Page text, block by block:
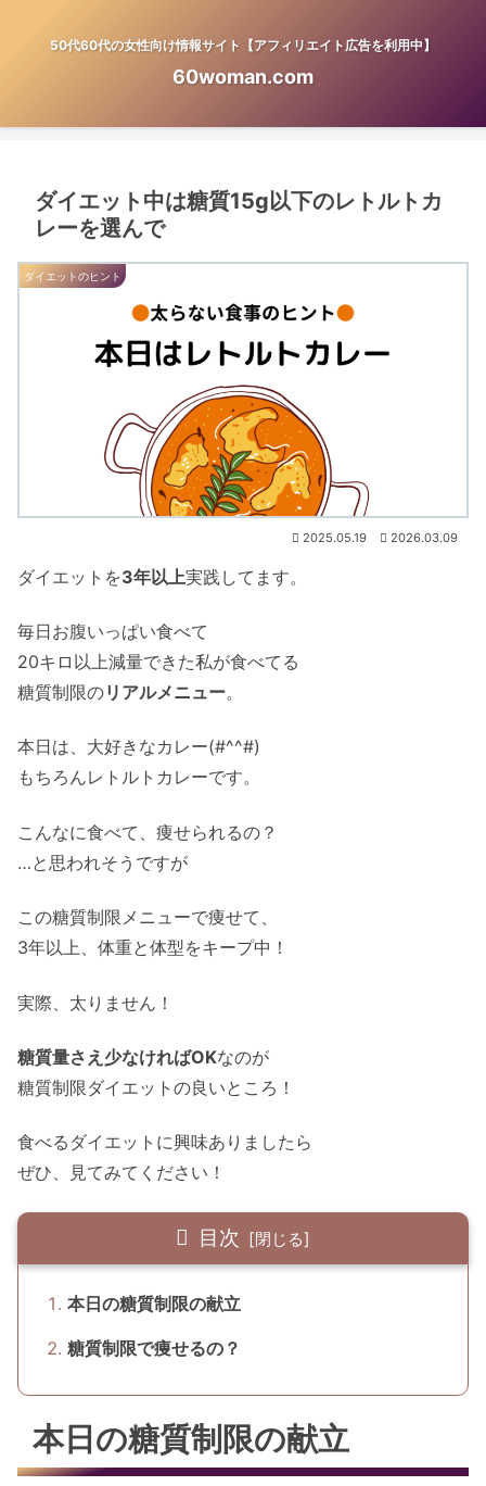
50代60代の女性向け情報サイト【アフィリエイト広告を利用中】
60woman.com
ダイエット中は糖質15g以下のレトルトカ
レーを選んで
ダイエットのヒント
2025.05.19 2026.03.09
ダイエットを3年以上実践してます。
毎日お腹いっぱい食べて
20キロ以上減量できた私が食べてる
糖質制限のリアルメニュー。
本日は、大好きなカレー(#^^#)
もちろんレトルトカレーです。
こんなに食べて、痩せられるの？
…と思われそうですが
この糖質制限メニューで痩せて、
3年以上、体重と体型をキープ中！
実際、太りません！
糖質量さえ少なければOKなのが
糖質制限ダイエットの良いところ！
食べるダイエットに興味ありましたら
ぜひ、見てみてください！
目次
本日の糖質制限の献立
糖質制限で痩せるの？
本日の糖質制限の献立